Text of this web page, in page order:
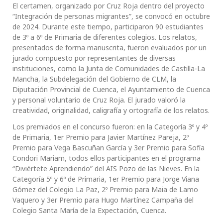
El certamen, organizado por Cruz Roja dentro del proyecto
“Integración de personas migrantes”, se convocó en octubre
de 2024. Durante este tiempo, participaron 90 estudiantes
de 3º a 6º de Primaria de diferentes colegios. Los relatos,
presentados de forma manuscrita, fueron evaluados por un
jurado compuesto por representantes de diversas
instituciones, como la Junta de Comunidades de Castilla-La
Mancha, la Subdelegación del Gobierno de CLM, la
Diputación Provincial de Cuenca, el Ayuntamiento de Cuenca
y personal voluntario de Cruz Roja. El jurado valoró la
creatividad, originalidad, caligrafía y ortografía de los relatos.
Los premiados en el concurso fueron: en la Categoría 3º y 4º
de Primaria, 1er Premio para Javier Martínez Pareja, 2º
Premio para Vega Bascuñan García y 3er Premio para Sofía
Condori Mariam, todos ellos participantes en el programa
“Diviértete Aprendiendo” del AIS Pozo de las Nieves. En la
Categoría 5º y 6º de Primaria, 1er Premio para Jorge Viana
Gómez del Colegio La Paz, 2º Premio para Maia de Lamo
Vaquero y 3er Premio para Hugo Martínez Campaña del
Colegio Santa María de la Expectación, Cuenca.